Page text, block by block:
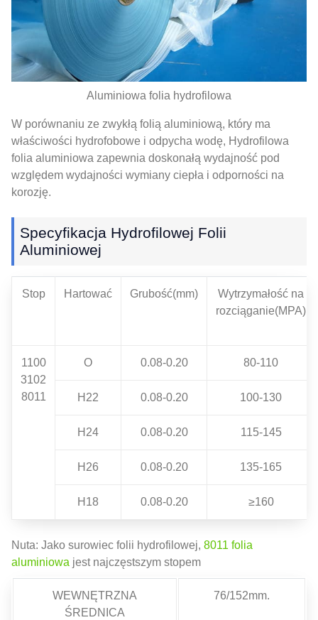
Aluminiowa folia hydrofilowa
W porównaniu ze zwykłą folią aluminiową, który ma
właściwości hydrofobowe i odpycha wodę, Hydrofilowa
folia aluminiowa zapewnia doskonałą wydajność pod
względem wydajności wymiany ciepła i odporności na
korozję.
Specyfikacja Hydrofilowej Folii
Aluminiowej
Stop Hartować Grubość(mm)
Wytrzymałość na
rozciąganie(MPA)
1100
3102
8011
O 0.08-0.20 80-110
H22 0.08-0.20 100-130
H24 0.08-0.20 115-145
H26 0.08-0.20 135-165
H18 0.08-0.20 ≥160
Nuta: Jako surowiec folii hydrofilowej, 8011 folia
aluminiowa jest najczęstszym stopem
WEWNĘTRZNA
ŚREDNICA
76/152mm.